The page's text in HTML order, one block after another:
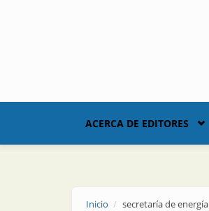
ACERCA DE EDITORES
Inicio secretaría de energía